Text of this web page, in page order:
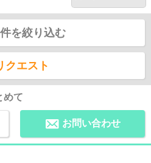
を絞り込む
クエスト
めて
お問い合わせ